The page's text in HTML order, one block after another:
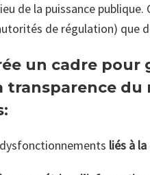
de la puissance
de régulation) que
un cadre
transparence du
liés à